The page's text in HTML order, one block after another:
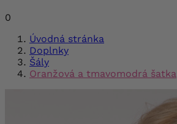
0
Úvodná stránka
Doplnky
Šály
Oranžová a tmavomodrá šatka